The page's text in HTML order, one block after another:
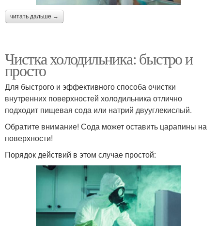
читать дальше →
Чистка холодильника: быстро и
просто
Для быстрого и эффективного способа очистки
внутренних поверхностей холодильника отлично
подходит пищевая сода или натрий двууглекислый.
Обратите внимание! Сода может оставить царапины на
поверхности!
Порядок действий в этом случае простой: